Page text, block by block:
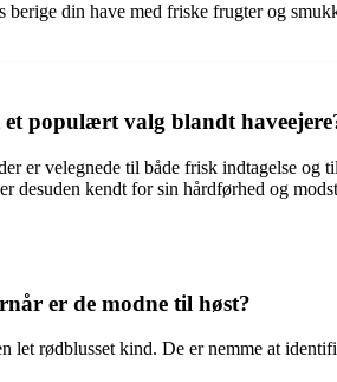
din have med friske frugter og
populært valg blandt
er velegnede til både frisk indtagelse
kendt for sin hårdførhed og
er de modne til høst?
rødblusset kind. De er nemme at